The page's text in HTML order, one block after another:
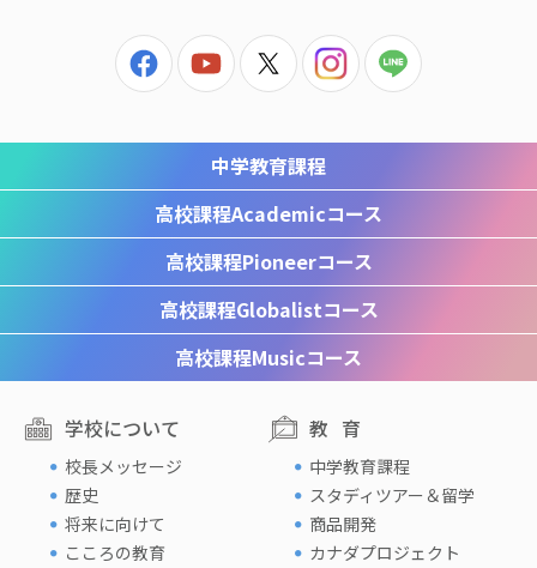
中学教育課程
高校課程Academicコース
高校課程Pioneerコース
高校課程Globalistコース
高校課程Musicコース
学校について
校長メッセージ
歴史
将来に向けて
こころの教育
教育
中学教育課程
スタディツアー＆留学
商品開発
カナダプロジェクト